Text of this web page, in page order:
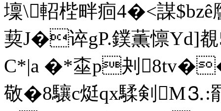
壈\軺 梐畔痐4�<謀
葜J�谇gP.鏷薫懔Yd]
C*|a �*桽p刔
敬�8驤c烶qx騥剣M⒊: